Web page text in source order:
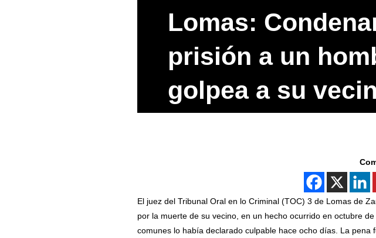
Lomas:
prisión a un
golpea a su
El juez del Tribunal Oral en lo Criminal (TOC) 3 de Lomas de
por la muerte de su vecino, en un hecho ocurrido en octubre
comunes lo había declarado culpable hace ocho días. La